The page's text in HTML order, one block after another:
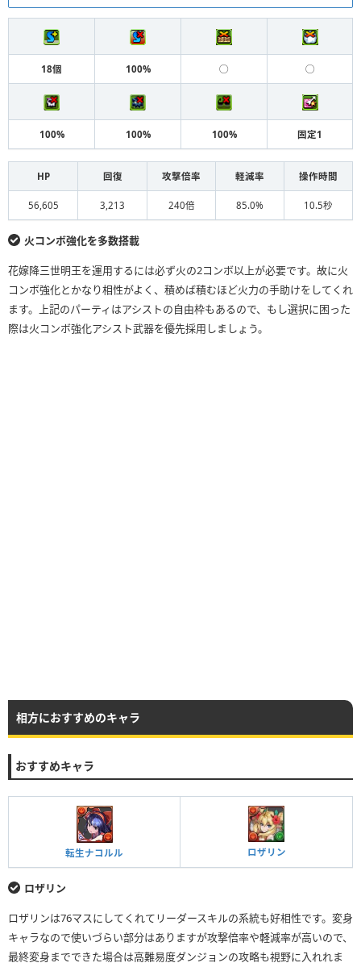
メイン アシスト
L 花嫁降三世明王 自由枠
S ルドラ 神威（旧）装備
S 究極マグニートー 自由枠
S 分岐サガット 自由枠
ベリアル（クロマギ） シュリィ装備（標本）
F ロザリン ロザリン装備（標本）
18個 100% ◯ ◯
100% 100% 100% 固定1
HP 回復 攻撃倍率 軽減率 操作時間
56,605 3,213 240倍 85.0% 10.5秒
火コンボ強化を多数搭載
花嫁降三世明王を運用するには必ず火の2コンボ以上が必要です。故に火
コンボ強化とかなり相性がよく、積めば積むほど火力の手助けをしてくれ
ます。上記のパーティはアシストの自由枠もあるので、もし選択に困った
際は火コンボ強化アシスト武器を優先採用しましょう。
相方におすすめのキャラ
おすすめキャラ
転生ナコルル ロザリン
ロザリン
ロザリンは76マスにしてくれてリーダースキルの系統も好相性です。変身
キャラなので使いづらい部分はありますが攻撃倍率や軽減率が高いので、
最終変身までできた場合は高難易度ダンジョンの攻略も視野に入れれま